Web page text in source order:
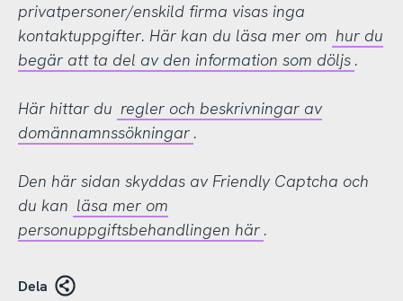
privatpersoner/enskild firma visas inga
kontaktuppgifter. Här kan du läsa mer om hur du
begär att ta del av den information som döljs .
Här hittar du regler och beskrivningar av
domännamnssökningar .
Den här sidan skyddas av Friendly Captcha och
du kan läsa mer om
personuppgiftsbehandlingen här .
Dela